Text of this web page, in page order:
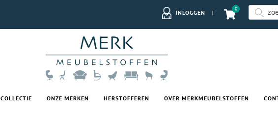
INLOGGEN |
0
COLLECTIE ONZE MERKEN HERSTOFFEREN OVER MERKMEUBELSTOFFEN